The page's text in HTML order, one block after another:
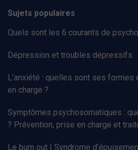
Sujets populaires
Quels sont les 6 courants de
Dépression et troubles dépressifs
L’anxiété : quelles sont ses formes
en charge ?
Symptômes psychosomatiques :
? Prévention, prise en charge et
Le burn out | Syndrome